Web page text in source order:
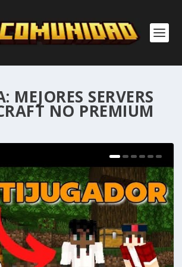
MEJORES SERVERS
NO PREMIUM